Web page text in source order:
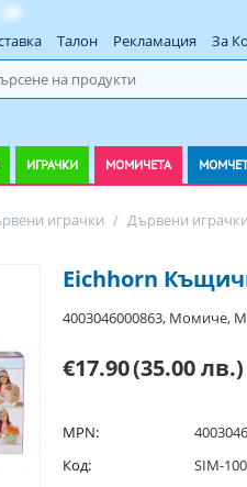
Талон Рекламация За
ИГРАЧКИ МОМИЧЕТА
играчки / Дървени
Eichhorn
4003046000863, Момиче,
€17.90(35.00 лв.)
MPN:
Код:
SIM-